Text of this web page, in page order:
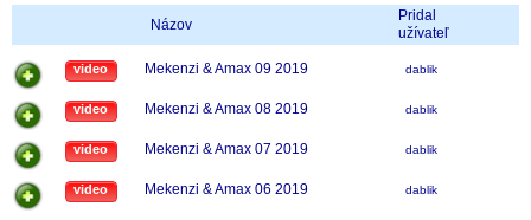
Názov
Pridal
užívateľ
video Mekenzi & Amax 09 2019 dablik
video Mekenzi & Amax 08 2019 dablik
video Mekenzi & Amax 07 2019 dablik
video Mekenzi & Amax 06 2019 dablik